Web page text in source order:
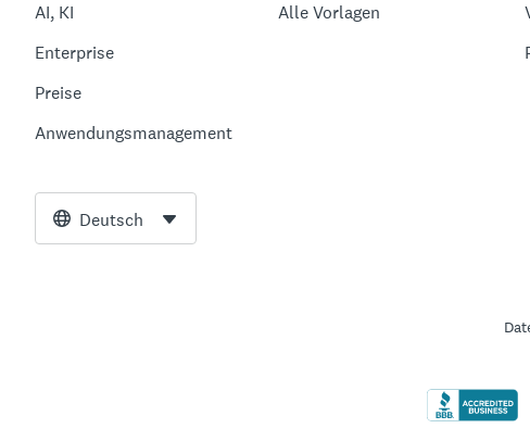
AI, KI
Enterprise
Preise
Anwendungsmanagement
Alle Vorlagen
Deutsch